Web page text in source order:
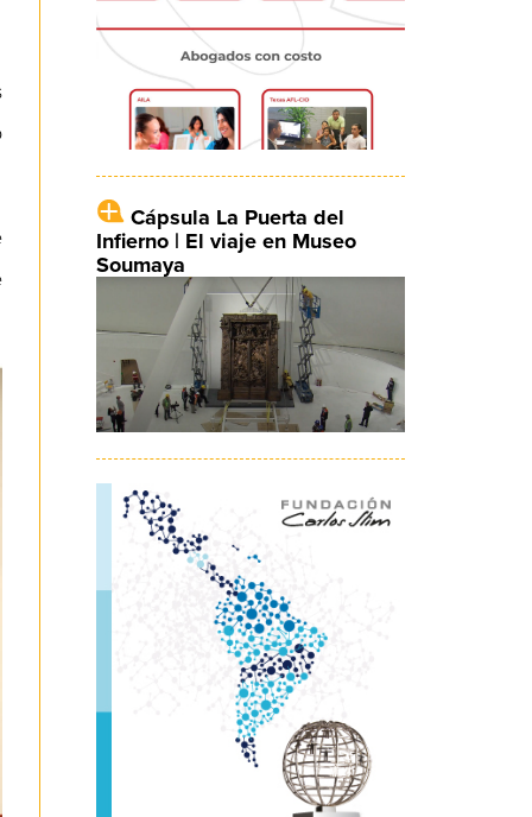
Cápsula La Puerta del
Infierno | El viaje en Museo
Soumaya